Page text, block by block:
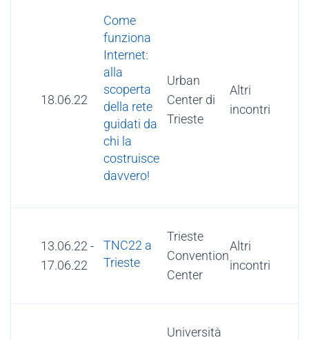
18.06.22
Come
funziona
Internet:
alla
scoperta
della rete
guidati da
chi la
costruisce
davvero!
Urban
Center di
Trieste
Altri
incontri
13.06.22 -
17.06.22
TNC22 a
Trieste
Trieste
Convention
Center
Altri
incontri
Università